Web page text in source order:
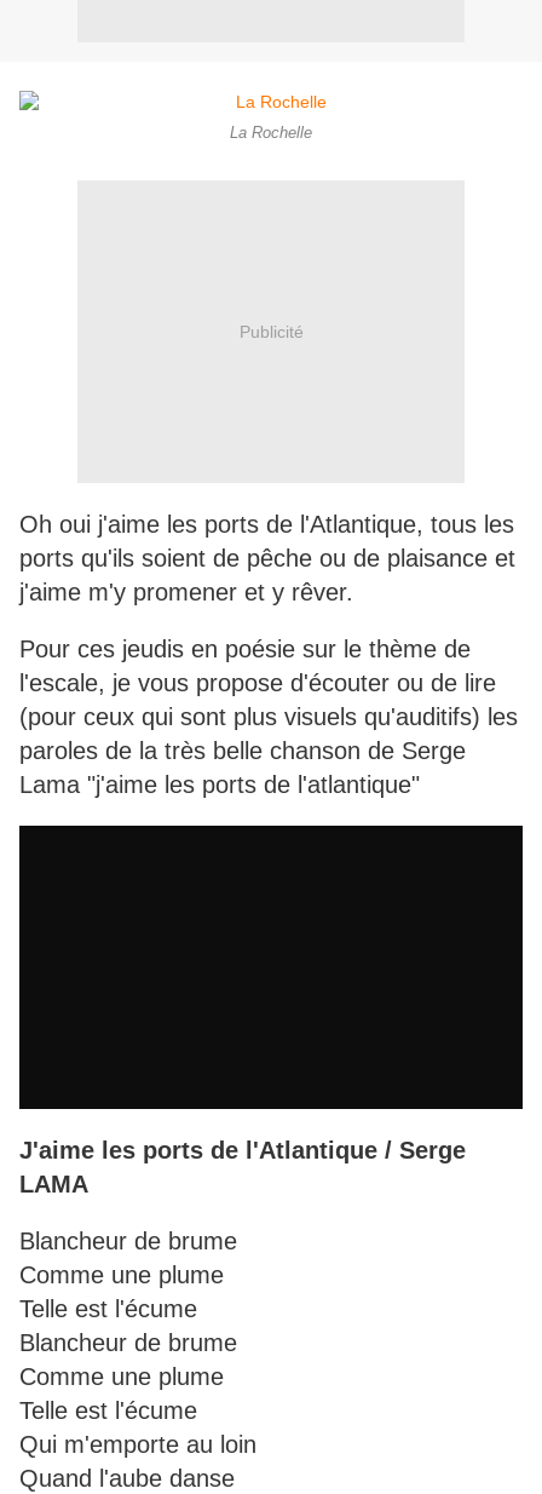
La Rochelle
Publicité
Oh oui j'aime les ports de l'Atlantique, tous les
ports qu'ils soient de pêche ou de plaisance et
j'aime m'y promener et y rêver.
Pour ces jeudis en poésie sur le thème de
l'escale, je vous propose d'écouter ou de lire
(pour ceux qui sont plus visuels qu'auditifs) les
paroles de la très belle chanson de Serge
Lama "j'aime les ports de l'atlantique"
J'aime les ports de l'Atlantique / Serge
LAMA
Blancheur de brume
Comme une plume
Telle est l'écume
Blancheur de brume
Comme une plume
Telle est l'écume
Qui m'emporte au loin
Quand l'aube danse